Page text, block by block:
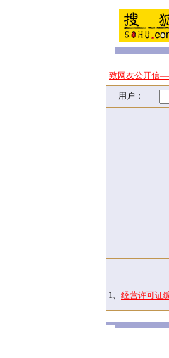
致网友公开信
用户：
1、 经营许可证